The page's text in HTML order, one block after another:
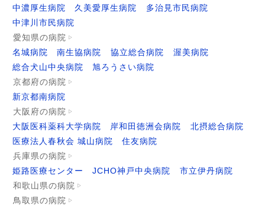
中濃厚生病院
久美愛厚生病院
多治見市民病院
中津川市民病院
愛知県の病院
名城病院
南生協病院 協立総合病院
渥美病院
総合犬山中央病院
旭ろうさい病院
京都府の病院
新京都南病院
大阪府の病院
大阪医科薬科大学病院
岸和田徳洲会病院
北摂総合病院
医療法人春秋会 城山病院
住友病院
兵庫県の病院
姫路医療センター
JCHO神戸中央病院
市立伊丹病院
和歌山県の病院
鳥取県の病院